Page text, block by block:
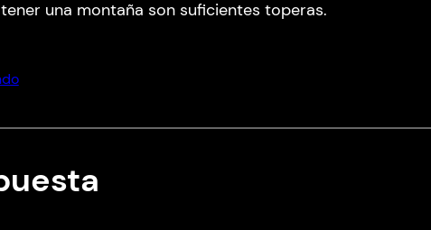
una montaña son suficientes toperas.